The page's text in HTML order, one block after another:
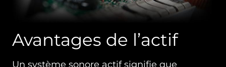
Avantages de l’actif
Un système sonore actif signifie que